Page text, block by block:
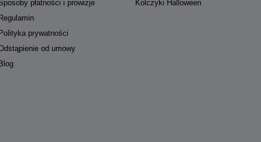
płatności i prowizje
Regulamin
Polityka prywatności
od umowy
Blog
Kolczyki Halloween